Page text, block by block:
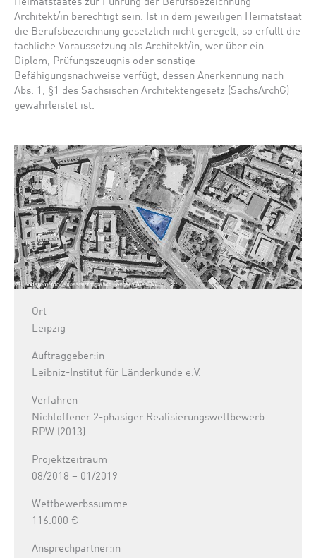
Heimatstaates zur Führung der Berufsbezeichnung
Architekt/in berechtigt sein. Ist in dem jeweiligen Heimatstaat
die Berufsbezeichnung gesetzlich nicht geregelt, so erfüllt die
fachliche Voraussetzung als Architekt/in, wer über ein
Diplom, Prüfungszeugnis oder sonstige
Befähigungsnachweise verfügt, dessen Anerkennung nach
Abs. 1, §1 des Sächsischen Architektengesetz (SächsArchG)
gewährleistet ist.
Ort
Leipzig
Auftraggeber:in
Leibniz-Institut für Länderkunde e.V.
Verfahren
Nichtoffener 2-phasiger Realisierungswettbewerb
RPW (2013)
Projektzeitraum
08/2018 – 01/2019
Wettbewerbssumme
116.000 €
Ansprechpartner:in